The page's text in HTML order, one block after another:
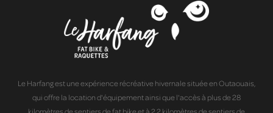
Le Harfang est une expérience récréative hivernale située en Outaouais,
qui offre la location d'équipement ainsi que l'accès à plus de 28